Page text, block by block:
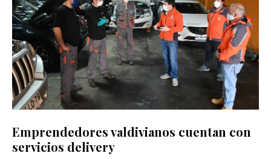
Emprendedores valdivianos cuentan con
servicios delivery